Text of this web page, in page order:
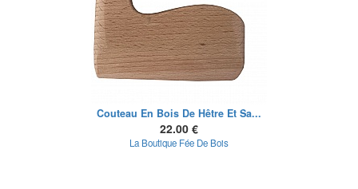
Couteau En Bois De Hêtre Et Sa...
22.00 €
La Boutique Fée De Bois